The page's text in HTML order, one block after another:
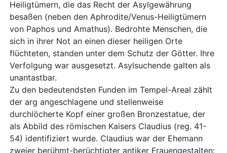
Heiligtümern, die das Recht der Asylgewährung
besaßen (neben den Aphrodite/Venus-Heiligtümern
von Paphos und Amathus). Bedrohte Menschen, die
sich in ihrer Not an einen dieser heiligen Orte
flüchteten, standen unter dem Schutz der Götter. Ihre
Verfolgung war ausgesetzt. Asylsuchende galten als
unantastbar.
Zu den bedeutendsten Funden im Tempel-Areal zählt
der arg angeschlagene und stellenweise
durchlöcherte Kopf einer großen Bronzestatue, der
als Abbild des römischen Kaisers Claudius (reg. 41-
54) identifiziert wurde. Claudius war der Ehemann
zweier berühmt-berüchtigter antiker Frauengestalten: